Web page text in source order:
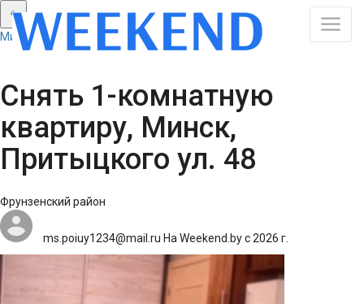
Минск: Смотреть все результаты
Снять 1-комнатную
квартиру, Минск,
Притыцкого ул. 48
Фрунзенский район
ms.poiuy1234@mail.ru На Weekend.by с 2026 г.